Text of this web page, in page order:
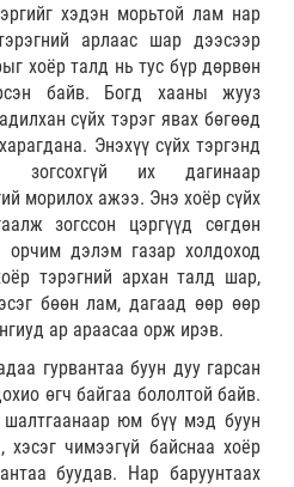
хэдэн морьтой лам нар
арлаас шар дээсээр
хоёр талд нь тус бүр дөрвөн
байв. Богд хааны жууз
сүйх тэрэг явах бөгөөд
Энэхүү сүйх тэргэнд
зогсохгүй их дагинаар
морилох ажээ. Энэ хоёр сүйх
зогссон цэргүүд сөгдөн
орчим дэлэм газар холдоход
тэрэгний архан талд шар,
бөөн лам, дагаад өөр өөр
ар араасаа орж ирэв.
гурвантаа буун дуу гарсан
өгч байгаа бололтой байв.
юм бүү мэд буун
хэсэг чимээгүй байснаа хоёр
буудав. Нар баруунтаах